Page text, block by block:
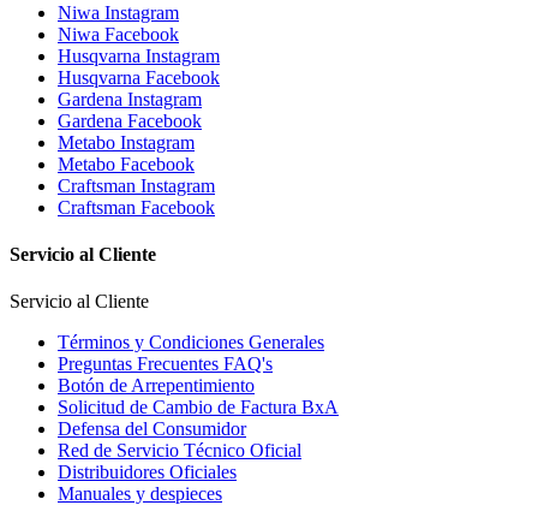
Niwa Instagram
Niwa Facebook
Husqvarna Instagram
Husqvarna Facebook
Gardena Instagram
Gardena Facebook
Metabo Instagram
Metabo Facebook
Craftsman Instagram
Craftsman Facebook
Servicio al Cliente
Servicio al Cliente
Términos y Condiciones Generales
Preguntas Frecuentes FAQ's
Botón de Arrepentimiento
Solicitud de Cambio de Factura BxA
Defensa del Consumidor
Red de Servicio Técnico Oficial
Distribuidores Oficiales
Manuales y despieces